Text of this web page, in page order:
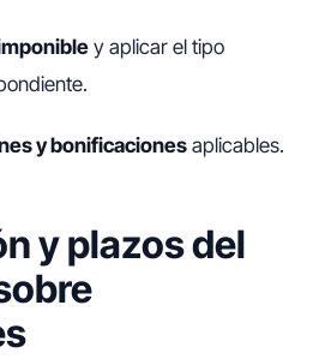
y aplicar el tipo
y bonificaciones aplicables.
y plazos del